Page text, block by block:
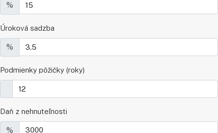
%
Úroková sadzba
%
Podmienky pôžičky (roky)
Daň z nehnuteľnosti
%